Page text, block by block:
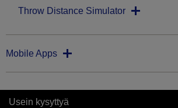
Throw Distance Simulator
Mobile Apps
Usein kysyttyä